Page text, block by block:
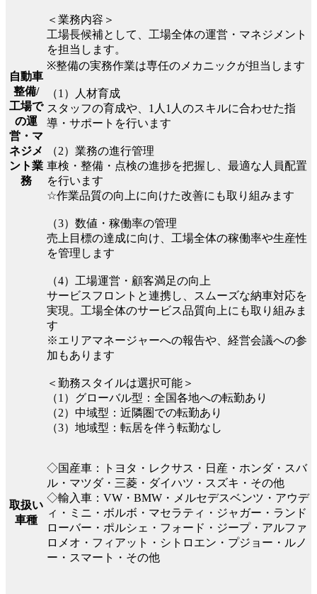
自動車
整備/
工場で
の運
営・マ
ネジメ
ント業
務
＜業務内容＞
工場長候補として、工場全体の運営・マネジメント
を担当します。
※整備の実務作業は専任のメカニックが担当します
（1）人材育成
スタッフの育成や、1人1人のスキルに合わせた指
導・サポートを行います
（2）業務の進行管理
車検・整備・点検の進捗を把握し、最適な人員配置
を行います
☆作業品質の向上に向けた改善にも取り組みます
（3）数値・稼働率の管理
売上目標の達成に向け、工場全体の稼働率や生産性
を管理します
（4）工場運営・顧客満足の向上
サービスフロントと連携し、スムーズな納車対応を
実現。工場全体のサービス品質向上にも取り組みま
す
※エリアマネージャーへの報告や、経営会議への参
加もあります
＜勤務スタイルは選択可能＞
（1）グローバル型：全国各地への転勤あり
（2）中域型：近隣圏での転勤あり
（3）地域型：転居を伴う転勤なし
取扱い
車種
◇国産車：トヨタ・レクサス・日産・ホンダ・スバ
ル・マツダ・三菱・ダイハツ・スズキ・その他
◇輸入車：VW・BMW・メルセデスベンツ・アウデ
ィ・ミニ・ボルボ・マセラティ・ジャガー・ランド
ローバー・ポルシェ・フォード・ジープ・アルファ
ロメオ・フィアット・シトロエン・プジョー・ルノ
ー・スマート・その他